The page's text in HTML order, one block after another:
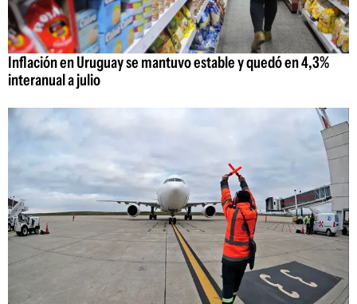
Inflación en Uruguay se mantuvo estable y quedó en 4,3%
interanual a julio